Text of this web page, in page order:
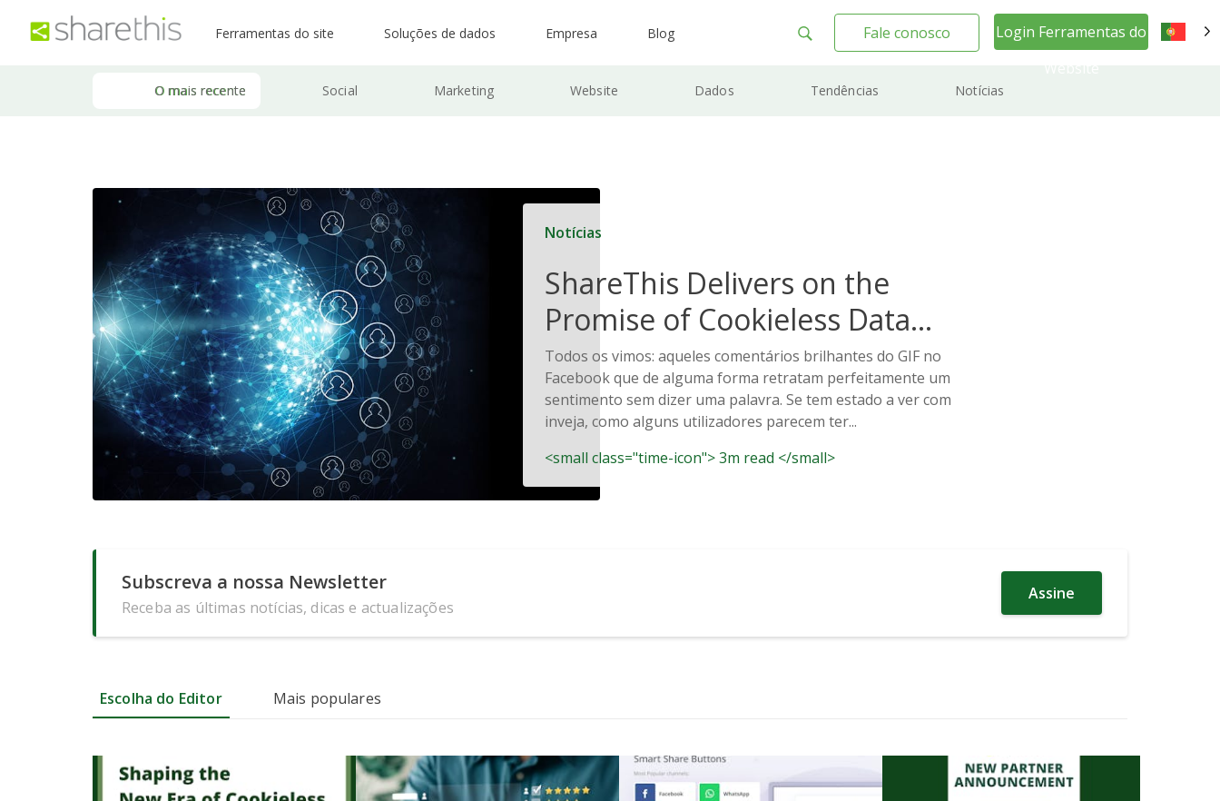
Ferramentas do site Soluções de dados Empresa Blog Fale conosco
Login Ferramentas do
O mais recente Social Marketing Website Dados Tendências Notícias
Notícias
ShareThis Delivers on the
Promise of Cookieless Data
Solutions
Todos os vimos: aqueles comentários brilhantes do GIF no
Facebook que de alguma forma retratam perfeitamente um
sentimento sem dizer uma palavra. Se tem estado a ver com
inveja, como alguns utilizadores parecem ter...
<small class="time-icon"> 3m read </small>
Subscreva a nossa Newsletter
Receba as últimas notícias, dicas e actualizações
Assine
Escolha do Editor Mais populares